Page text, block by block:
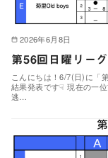
2026年6月8日
第56回日曜リー
こんにちは！6/7(日)に「
結果発表です☟ 現在の一
逃…